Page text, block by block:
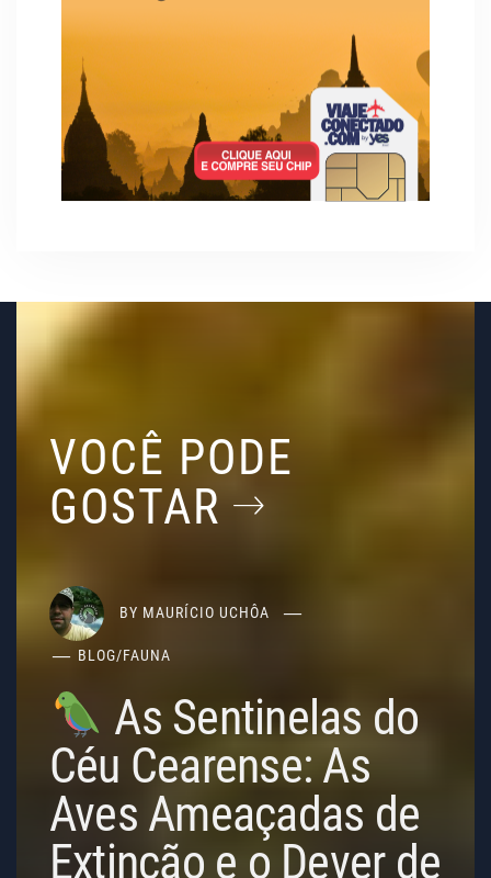
VOCÊ PODE
GOSTAR
BY MAURÍCIO UCHÔA
BLOG/FAUNA
As Sentinelas do
Céu Cearense: As
Aves Ameaçadas de
Extinção e o Dever de